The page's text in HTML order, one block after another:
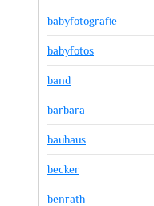
babyfotografie
babyfotos
band
barbara
bauhaus
becker
benrath